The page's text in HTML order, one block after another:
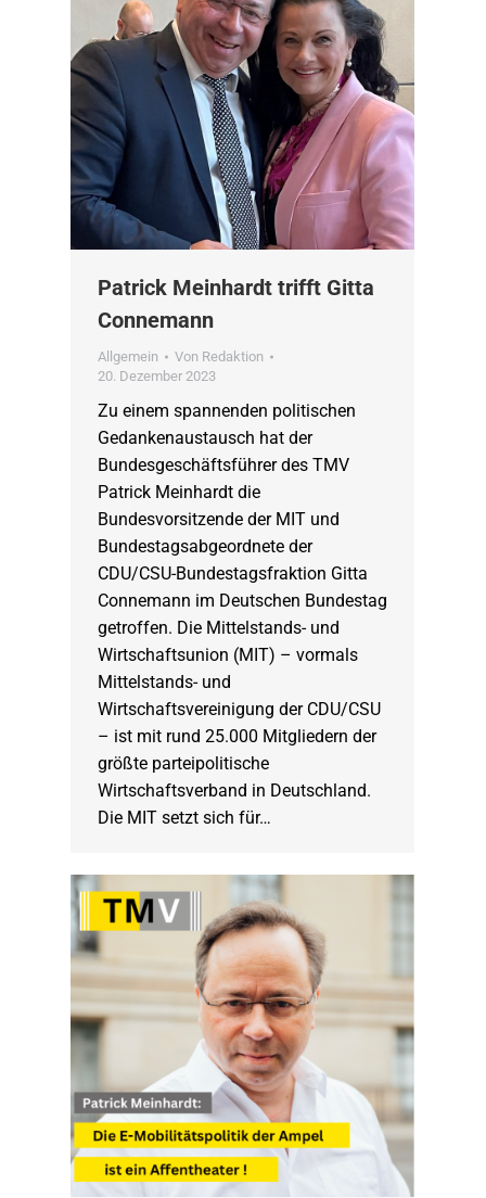
Patrick Meinhardt trifft Gitta
Connemann
Allgemein Von Redaktion
20. Dezember 2023
Zu einem spannenden politischen
Gedankenaustausch hat der
Bundesgeschäftsführer des TMV
Patrick Meinhardt die
Bundesvorsitzende der MIT und
Bundestagsabgeordnete der
CDU/CSU-Bundestagsfraktion Gitta
Connemann im Deutschen Bundestag
getroffen. Die Mittelstands- und
Wirtschaftsunion (MIT) – vormals
Mittelstands- und
Wirtschaftsvereinigung der CDU/CSU
– ist mit rund 25.000 Mitgliedern der
größte parteipolitische
Wirtschaftsverband in Deutschland.
Die MIT setzt sich für…